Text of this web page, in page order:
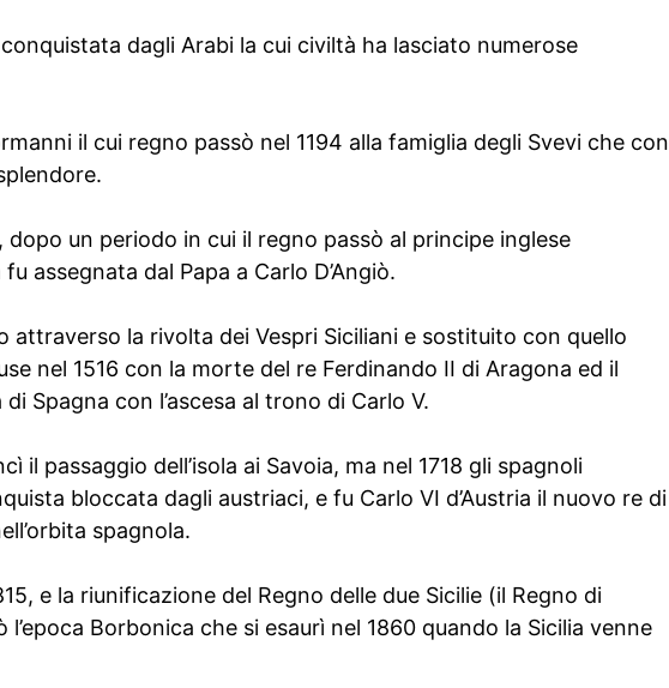
dagli Arabi la cui civiltà ha lasciato numerose
il cui regno passò nel 1194 alla famiglia degli Svevi che con
dopo un periodo in cui il regno passò al principe inglese
assegnata dal Papa a Carlo D’Angiò.
attraverso la rivolta dei Vespri Siciliani e sostituito con quello
nel 1516 con la morte del re Ferdinando II di Aragona ed il
Spagna con l’ascesa al trono di Carlo V.
il passaggio dell’isola ai Savoia, ma nel 1718 gli spagnoli
bloccata dagli austriaci, e fu Carlo VI d’Austria il nuovo re di
spagnola.
e la riunificazione del Regno delle due Sicilie (il Regno di
Borbonica che si esaurì nel 1860 quando la Sicilia venne